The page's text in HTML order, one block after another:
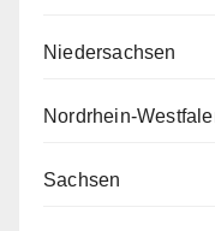
Niedersachsen
Nordrhein-
Sachsen